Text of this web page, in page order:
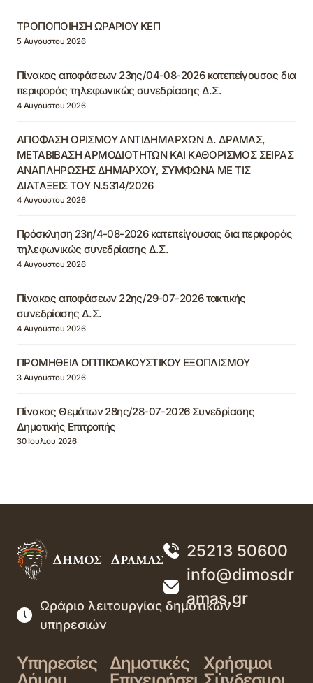
ΤΡΟΠΟΠΟΙΗΣΗ ΩΡΑΡΙΟΥ ΚΕΠ
5 Αυγούστου 2026
Πίνακας αποφάσεων 23ης/04-08-2026 κατεπείγουσας δια
περιφοράς τηλεφωνικώς συνεδρίασης Δ.Σ.
4 Αυγούστου 2026
ΑΠΟΦΑΣΗ ΟΡΙΣΜΟΥ ΑΝΤΙΔΗΜΑΡΧΩΝ Δ. ΔΡΑΜΑΣ,
ΜΕΤΑΒΙΒΑΣΗ ΑΡΜΟΔΙΟΤΗΤΩΝ ΚΑΙ ΚΑΘΟΡΙΣΜΟΣ ΣΕΙΡΑΣ
ΑΝΑΠΛΗΡΩΣΗΣ ΔΗΜΑΡΧΟΥ, ΣΥΜΦΩΝΑ ΜΕ ΤΙΣ
ΔΙΑΤΑΞΕΙΣ ΤΟΥ Ν.5314/2026
4 Αυγούστου 2026
Πρόσκληση 23η/4-08-2026 κατεπείγουσας δια περιφοράς
τηλεφωνικώς συνεδρίασης Δ.Σ.
4 Αυγούστου 2026
Πίνακας αποφάσεων 22ης/29-07-2026 τακτικής
συνεδρίασης Δ.Σ.
4 Αυγούστου 2026
ΠΡΟΜΗΘΕΙΑ ΟΠΤΙΚΟΑΚΟΥΣΤΙΚΟΥ ΕΞΟΠΛΙΣΜΟΥ
3 Αυγούστου 2026
Πίνακας Θεμάτων 28ης/28-07-2026 Συνεδρίασης
Δημοτικής Επιτροπής
30 Ιουλίου 2026
25213 50600
info@dimosdr
amas.gr
Ωράριο λειτουργίας δημοτικών
υπηρεσιών
Υπηρεσίες
Δημοτικές
Χρήσιμοι